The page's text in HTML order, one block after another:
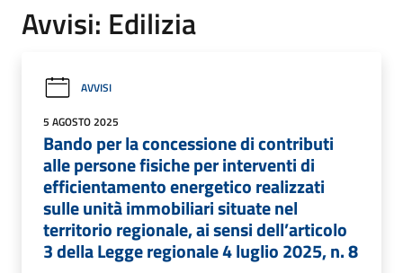
Avvisi: Edilizia
AVVISI
5 AGOSTO 2025
Bando per la concessione di contributi
alle persone fisiche per interventi di
efficientamento energetico realizzati
sulle unità immobiliari situate nel
territorio regionale, ai sensi dell’articolo
3 della Legge regionale 4 luglio 2025, n. 8